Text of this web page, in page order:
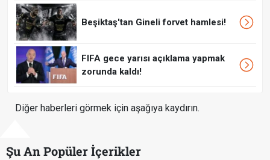
Beşiktaş'tan Gineli forvet hamlesi!
FIFA gece yarısı açıklama yapmak
zorunda kaldı!
Diğer haberleri görmek için aşağıya kaydırın.
Şu An Popüler İçerikler